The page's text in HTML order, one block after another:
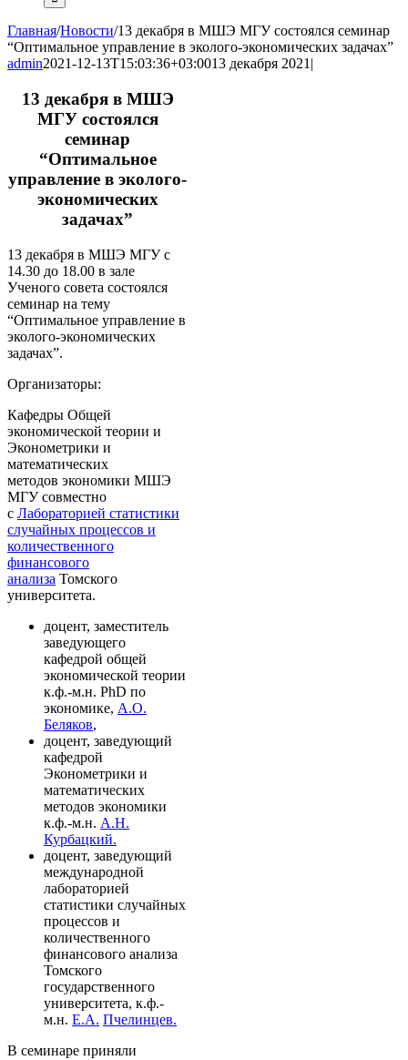
Главная/Новости/13 декабря в МШЭ МГУ состоялся семинар
“Оптимальное управление в эколого-экономических задачах”
admin2021-12-13T15:03:36+03:0013 декабря 2021|
13 декабря в МШЭ
МГУ состоялся
семинар
“Оптимальное
управление в эколого-
экономических
задачах”
13 декабря в МШЭ МГУ с
14.30 до 18.00 в зале
Ученого совета состоялся
семинар на тему
“Оптимальное управление в
эколого-экономических
задачах”.
Организаторы:
Кафедры Общей
экономической теории и
Эконометрики и
математических
методов экономики МШЭ
МГУ совместно
с Лабораторией статистики
случайных процессов и
количественного
финансового
анализа Томского
университета.
доцент, заместитель
заведующего
кафедрой общей
экономической теории
к.ф.-м.н. PhD по
экономике, А.О.
Беляков,
доцент, заведующий
кафедрой
Эконометрики и
математических
методов экономики
к.ф.-м.н. А.Н.
Курбацкий.
доцент, заведующий
международной
лабораторией
статистики случайных
процессов и
количественного
финансового анализа
Томского
государственного
университета, к.ф.-
м.н. Е.А. Пчелинцев.
В семинаре приняли